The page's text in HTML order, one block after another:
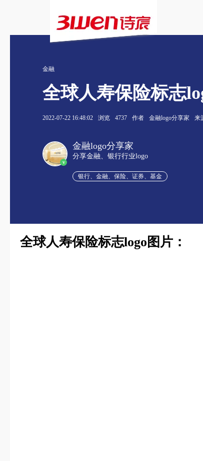
金融
全球人寿保险标志
2022-07-22 16:48:02 浏览 4737 作者 金融logo分享家 来
v
金融logo分享家
分享金融、银行行业logo
银行、金融、保险、证券、基金
全球人寿保险标志logo图片：